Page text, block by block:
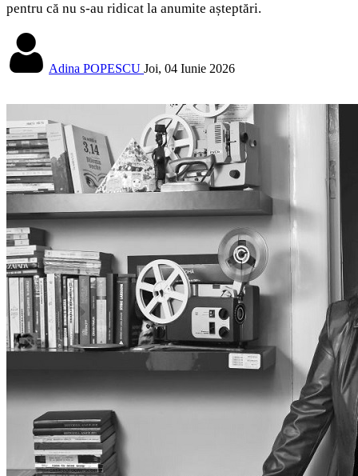
pentru că nu s-au ridicat la anumite așteptări.
Adina POPESCU Joi, 04 Iunie 2026